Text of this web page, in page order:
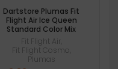
Dartstore Plumas Fit
Flight Air Ice Queen
Standard Color Mix
Fit Flight Air
Fit Flight Cosmo
Plumas